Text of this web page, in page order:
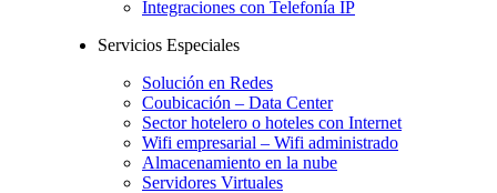
Integraciones con Telefonía IP
Servicios Especiales
Solución en Redes
Coubicación – Data Center
Sector hotelero o hoteles con Internet
Wifi empresarial – Wifi administrado
Almacenamiento en la nube
Servidores Virtuales